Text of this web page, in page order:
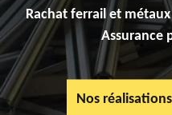
Rachat ferrail et
Assurance
Nos réalisations